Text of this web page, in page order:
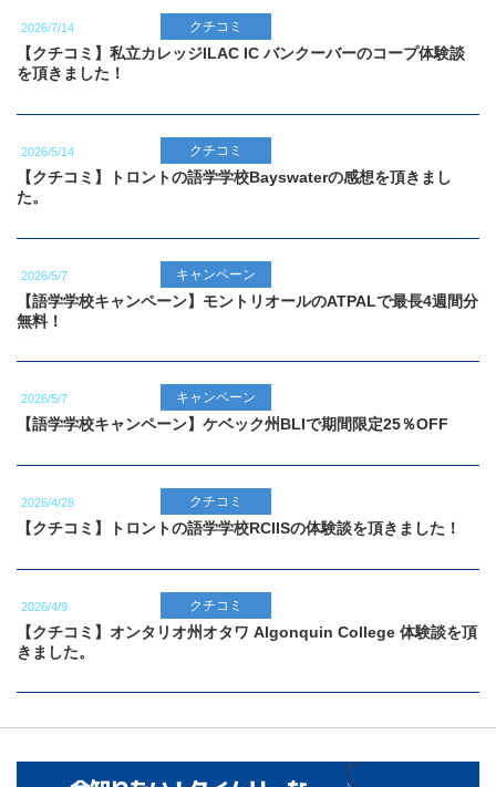
2026/7/14 クチコミ
【クチコミ】私立カレッジILAC IC バンクーバーのコープ体験談
を頂きました！
2026/5/14 クチコミ
【クチコミ】トロントの語学学校Bayswaterの感想を頂きまし
た。
2026/5/7 キャンペーン
【語学学校キャンペーン】モントリオールのATPALで最長4週間分
無料！
2026/5/7 キャンペーン
【語学学校キャンペーン】ケベック州BLIで期間限定25％OFF
2026/4/28 クチコミ
【クチコミ】トロントの語学学校RCIISの体験談を頂きました！
2026/4/9 クチコミ
【クチコミ】オンタリオ州オタワ Algonquin College 体験談を頂
きました。